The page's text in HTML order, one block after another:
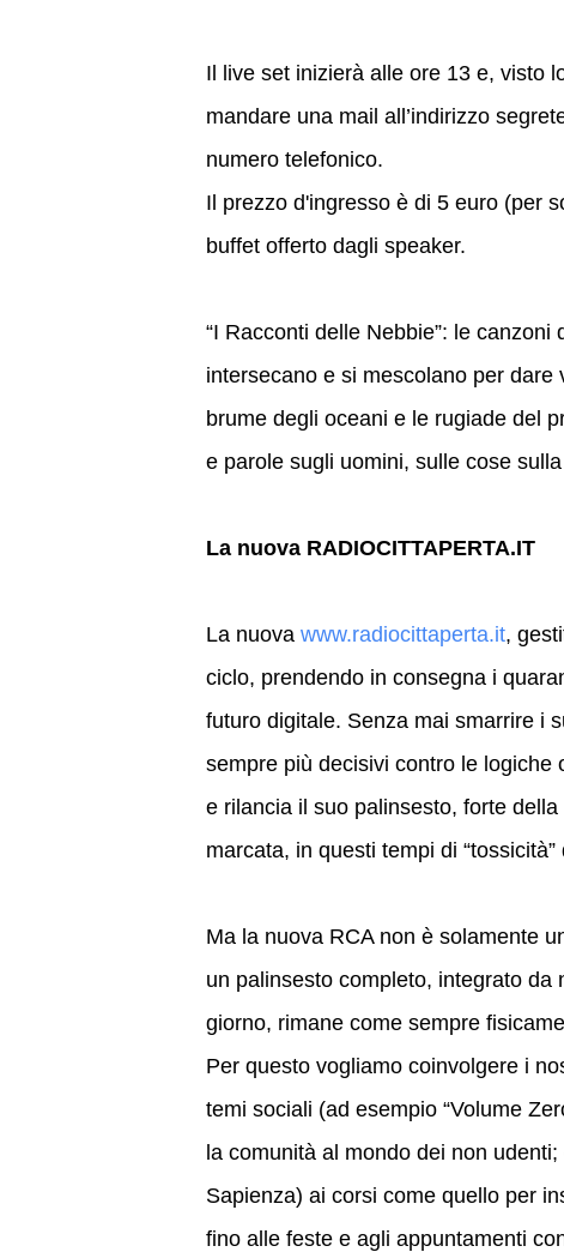
Il live set inizierà alle ore 13 e, visto
mandare una mail all’indirizzo
numero telefonico.
Il prezzo d'ingresso è di 5 euro (per
buffet offerto dagli speaker.
“I Racconti delle Nebbie”: le
intersecano e si mescolano per
brume degli oceani e le rugiade del
e parole sugli uomini, sulle cose
La nuova RADIOCITTAPERTA.IT
La nuova www.radiocittaperta.it,
ciclo, prendendo in consegna i
futuro digitale. Senza mai smarrire i
sempre più decisivi contro le
e rilancia il suo palinsesto, forte
marcata, in questi tempi di
Ma la nuova RCA non è solamente
un palinsesto completo, integrato da
giorno, rimane come sempre
Per questo vogliamo coinvolgere i
temi sociali (ad esempio “Volume
la comunità al mondo dei non
Sapienza) ai corsi come quello per
fino alle feste e agli appuntamenti